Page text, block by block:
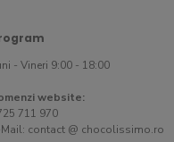
- Vineri 9:00 - 18:00
website:
711 970
contact @ chocolissimo.ro